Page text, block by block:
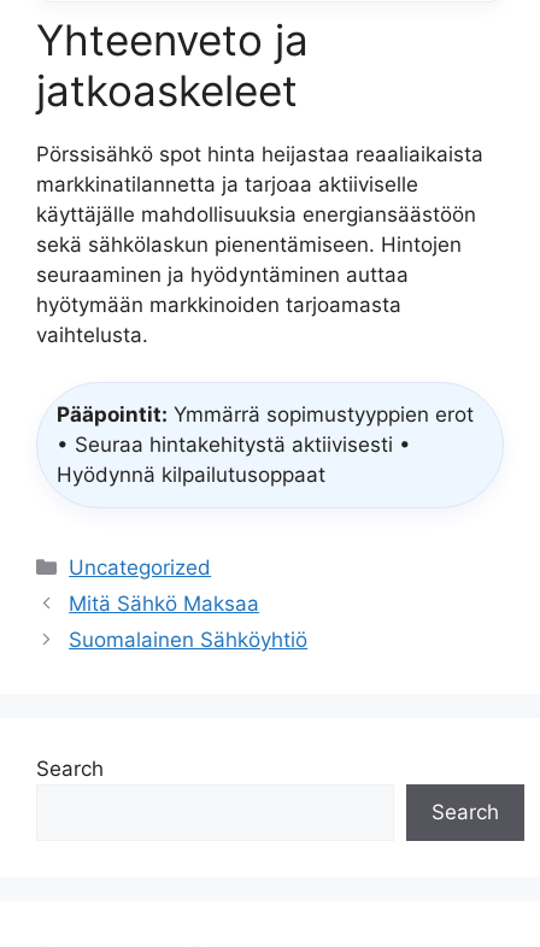
Yhteenveto ja
jatkoaskeleet
Pörssisähkö spot hinta heijastaa reaaliaikaista
markkinatilannetta ja tarjoaa aktiiviselle
käyttäjälle mahdollisuuksia energiansäästöön
sekä sähkölaskun pienentämiseen. Hintojen
seuraaminen ja hyödyntäminen auttaa
hyötymään markkinoiden tarjoamasta
vaihtelusta.
Pääpointit: Ymmärrä sopimustyyppien erot
• Seuraa hintakehitystä aktiivisesti •
Hyödynnä kilpailutusoppaat
Categories
Uncategorized
Mitä Sähkö Maksaa
Suomalainen Sähköyhtiö
Search
Search